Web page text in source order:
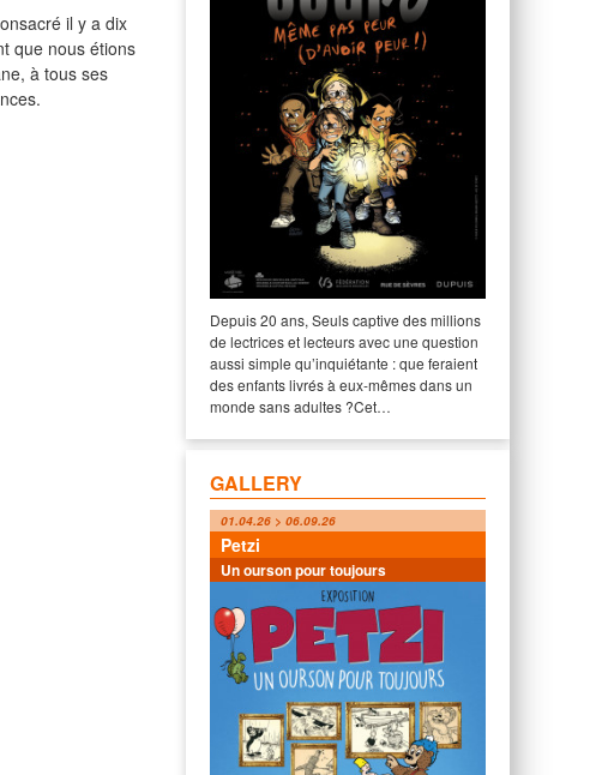
il y a dix
que nous étions
à tous ses
Depuis 20 ans, Seuls captive des millions
de lectrices et lecteurs avec une question
aussi simple qu’inquiétante : que feraient
des enfants livrés à eux-mêmes dans un
monde sans adultes ?Cet…
GALLERY
01.04.26 > 06.09.26
Petzi
Un ourson pour toujours